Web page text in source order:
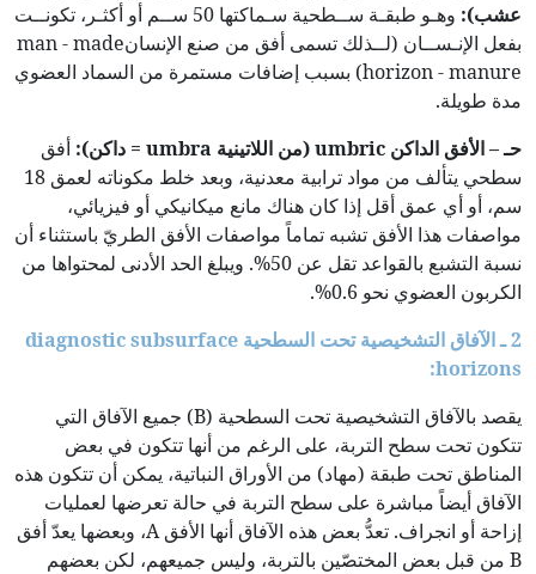
عشب):
وهـو طبقـة ســطحية سـماكتها 50 ســم أو أكثـر، تكونــت
بفعل الإنـســان (لــذلك تسمى أفق من صنع الإنسانman - made
horizon - manure) بسبب إضافات مستمرة من السماد العضوي
مدة طويلة.
حـ – الأفق الداكن umbric(من اللاتينية umbra = داكن): أفق
سطحي يتألف من مواد ترابية معدنية، وبعد خلط مكوناته لعمق 18
سم، أو أي عمق أقل إذا كان هناك مانع ميكانيكي أو فيزيائي،
مواصفات هذا الأفق تشبه تماماً مواصفات الأفق الطريّ باستثناء أن
نسبة التشبع بالقواعد تقل عن 50%. ويبلغ الحد الأدنى لمحتواها من
الكربون العضوي نحو 0.6%.
2 ـ الآفاق التشخيصية تحت السطحية
diagnostic subsurface
horizons
:
يقصد بالآفاق التشخيصية تحت السطحية (B) جميع الآفاق التي
تتكون تحت سطح التربة، على الرغم من أنها تتكون في بعض
المناطق تحت طبقة (مهاد) من الأوراق النباتية، يمكن أن تتكون هذه
الآفاق أيضاً مباشرة على سطح التربة في حالة تعرضها لعمليات
إزاحة أو انجراف. تعدُّ بعض هذه الآفاق أنها الأفق A، وبعضها يعدّ أفق
B من قبل بعض المختصّين بالتربة، وليس جميعهم، لكن بعضهم